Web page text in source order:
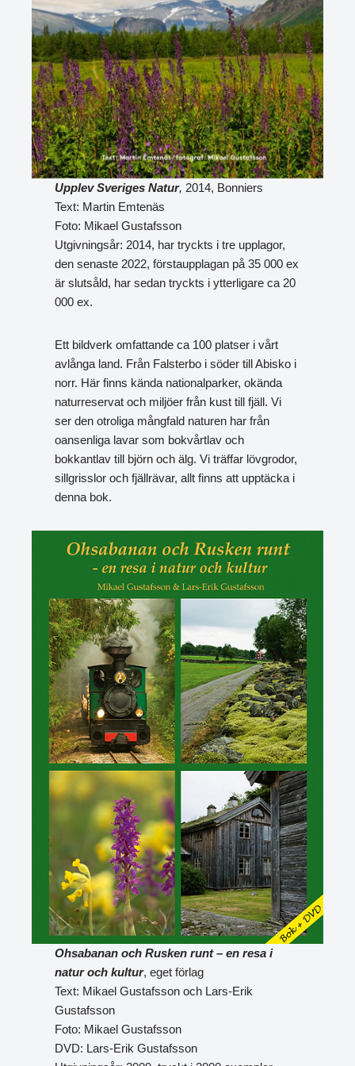
Upplev Sveriges Natur, 2014, Bonniers
Text: Martin Emtenäs
Foto: Mikael Gustafsson
Utgivningsår: 2014, har tryckts i tre upplagor,
den senaste 2022, förstaupplagan på 35 000 ex
är slutsåld, har sedan tryckts i ytterligare ca 20
000 ex.
Ett bildverk omfattande ca 100 platser i vårt
avlånga land. Från Falsterbo i söder till Abisko i
norr. Här finns kända nationalparker, okända
naturreservat och miljöer från kust till fjäll. Vi
ser den otroliga mångfald naturen har från
oansenliga lavar som bokvårtlav och
bokkantlav till björn och älg. Vi träffar lövgrodor,
sillgrisslor och fjällrävar, allt finns att upptäcka i
denna bok.
Ohsabanan och Rusken runt – en resa i
natur och kultur, eget förlag
Text: Mikael Gustafsson och Lars-Erik
Gustafsson
Foto: Mikael Gustafsson
DVD: Lars-Erik Gustafsson